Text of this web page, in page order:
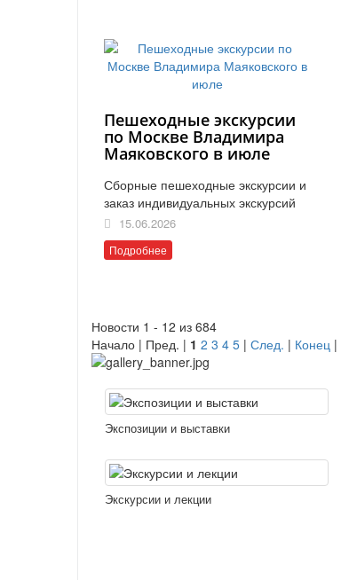
Пешеходные экскурсии
по Москве Владимира
Маяковского в июле
Сборные пешеходные экскурсии и
заказ индивидуальных экскурсий
15.06.2026
Подробнее
Новости 1 - 12 из 684
Начало | Пред. | 1 2 3 4 5 | След. | Конец |
Экспозиции и выставки
Экскурсии и лекции